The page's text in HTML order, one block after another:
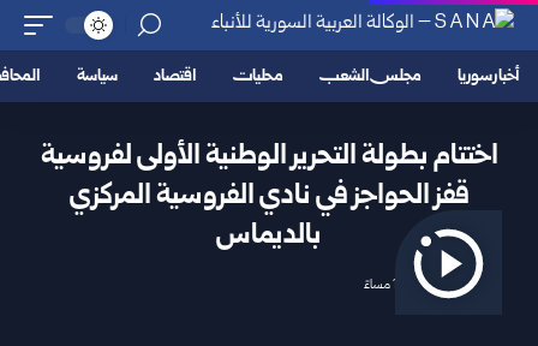
أخبار سوريا مجلس الشعب محليات اقتصاد سياسة
اختتام بطولة التحرير الوطنية الأولى لفروسية
قفز الحواجز في نادي الفروسية المركزي
بالديماس
2025/12/06 11:12 مساءً